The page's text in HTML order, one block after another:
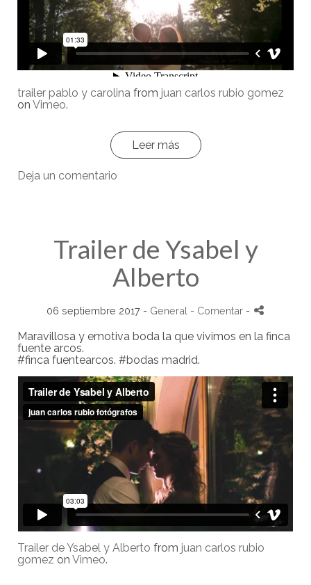
trailer pablo y carolina from juan carlos rubio gomez
on Vimeo.
Leer más
Deja un comentario
Trailer de Ysabel y
Alberto
06 septiembre 2017 - General - Comentar -
Maravillosa y emotiva boda la que vivimos en la finca
fuente arcos.
#finca fuentearcos. #bodas madrid.
Trailer de Ysabel y Alberto from juan carlos rubio
gomez on Vimeo.